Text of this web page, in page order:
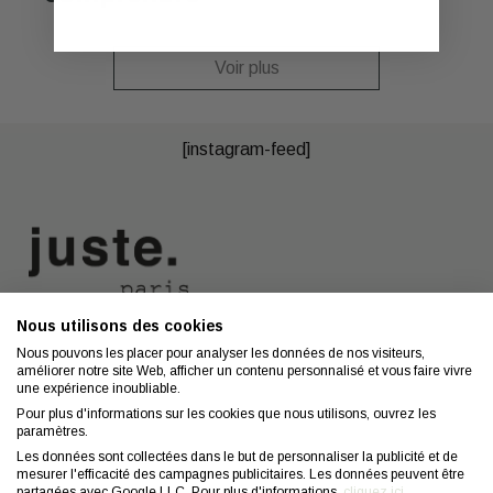
Nous utilisons des cookies
Nous pouvons les placer pour analyser les données de nos visiteurs,
améliorer notre site Web, afficher un contenu personnalisé et vous faire vivre
une expérience inoubliable.
Pour plus d'informations sur les cookies que nous utilisons, ouvrez les
paramètres.
Les données sont collectées dans le but de personnaliser la publicité et de
mesurer l'efficacité des campagnes publicitaires. Les données peuvent être
Voir plus
[instagram-feed]
Contact
Coiffeurs
Conseils
FAQ
Mentions légales
Confidentialité
CGV
Droit de retractation